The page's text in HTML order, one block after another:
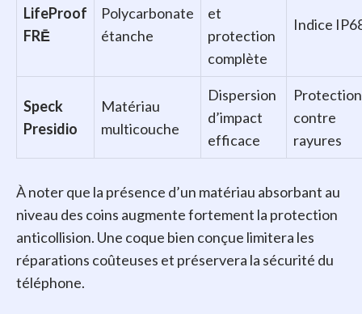
LifeProof
FRĒ
Polycarbonate
étanche
et
protection
complète
Indice
Speck
Presidio
Matériau
multicouche
Dispersion
d’impact
efficace
Protection
contre
rayures
À noter que la présence d’un matériau absorbant au
niveau des coins augmente fortement la protection
anticollision. Une coque bien conçue limitera les
réparations coûteuses et préservera la sécurité du
téléphone.